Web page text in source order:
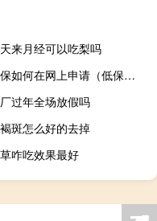
来月经可以吃梨吗
低保如何在网上申请（低保如何在网上查询）
过年全场放假吗
斑怎么好的去掉
咋吃效果最好